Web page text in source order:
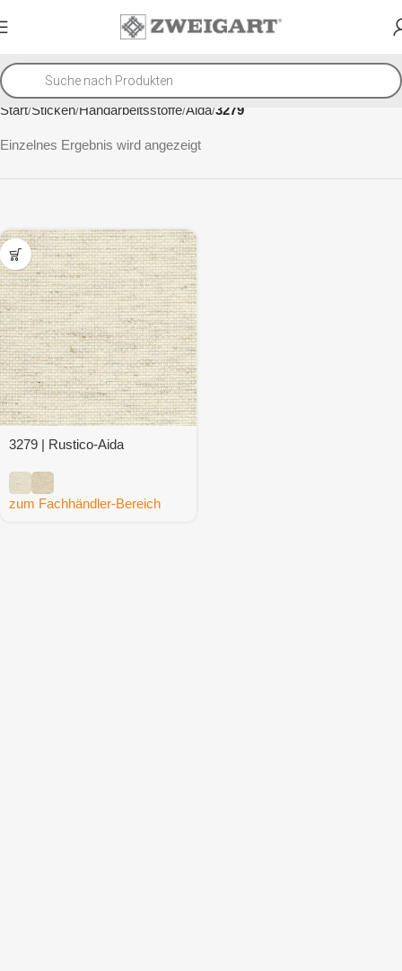
Start Sticken Handarbeitsstoffe Aida 3279
Einzelnes Ergebnis wird angezeigt
3279 | Rustico-Aida
zum Fachhändler-Bereich